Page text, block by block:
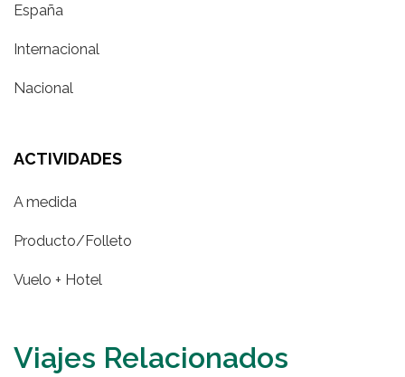
España
Internacional
Nacional
ACTIVIDADES
A medida
Producto/Folleto
Vuelo + Hotel
Viajes Relacionados